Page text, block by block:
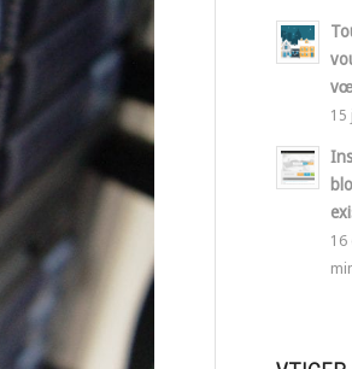
15
16